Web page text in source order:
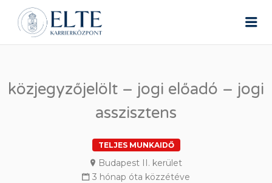
ELTE ÁLLÁSPORTÁL
közjegyzőjelölt – jogi előadó – jogi
asszisztens
TELJES MUNKAIDŐ
Budapest II. kerület
3 hónap óta közzétéve